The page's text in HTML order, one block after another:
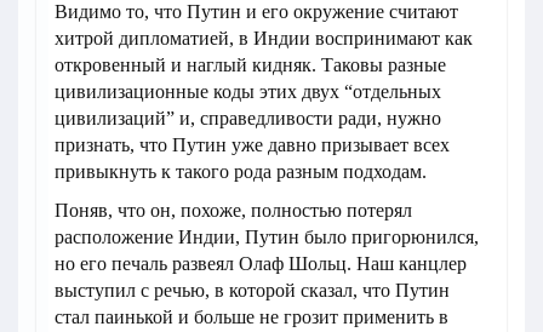
Видимо то, что Путин и его окружение считают
хитрой дипломатией, в Индии воспринимают как
откровенный и наглый кидняк. Таковы разные
цивилизационные коды этих двух “отдельных
цивилизаций” и, справедливости ради, нужно
признать, что Путин уже давно призывает всех
привыкнуть к такого рода разным подходам.
Поняв, что он, похоже, полностью потерял
расположение Индии, Путин было пригорюнился,
но его печаль развеял Олаф Шольц. Наш канцлер
выступил с речью, в которой сказал, что Путин
стал паинькой и больше не грозит применить в